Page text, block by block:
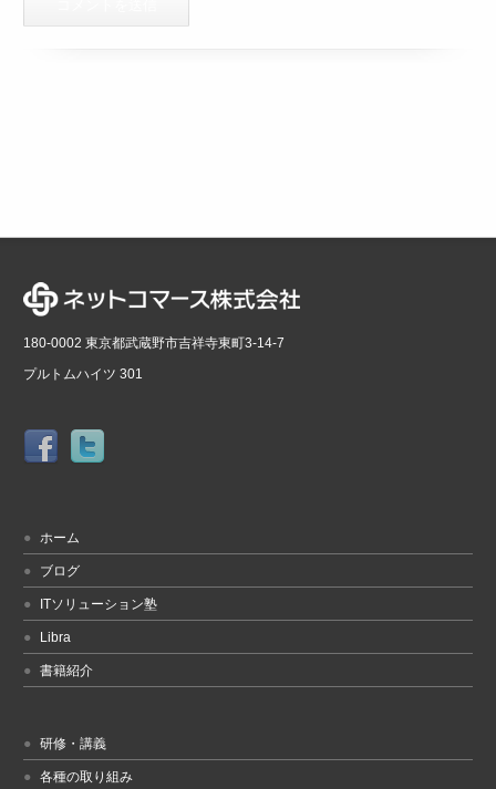
180-0002 東京都武蔵野市吉祥寺東町3-14-7
プルトムハイツ 301
ホーム
ブログ
ITソリューション塾
Libra
書籍紹介
研修・講義
各種の取り組み